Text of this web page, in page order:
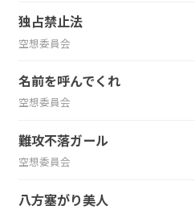
独占禁止法
空想委員会
名前を呼んでくれ
空想委員会
難攻不落ガール
空想委員会
八方塞がり美人